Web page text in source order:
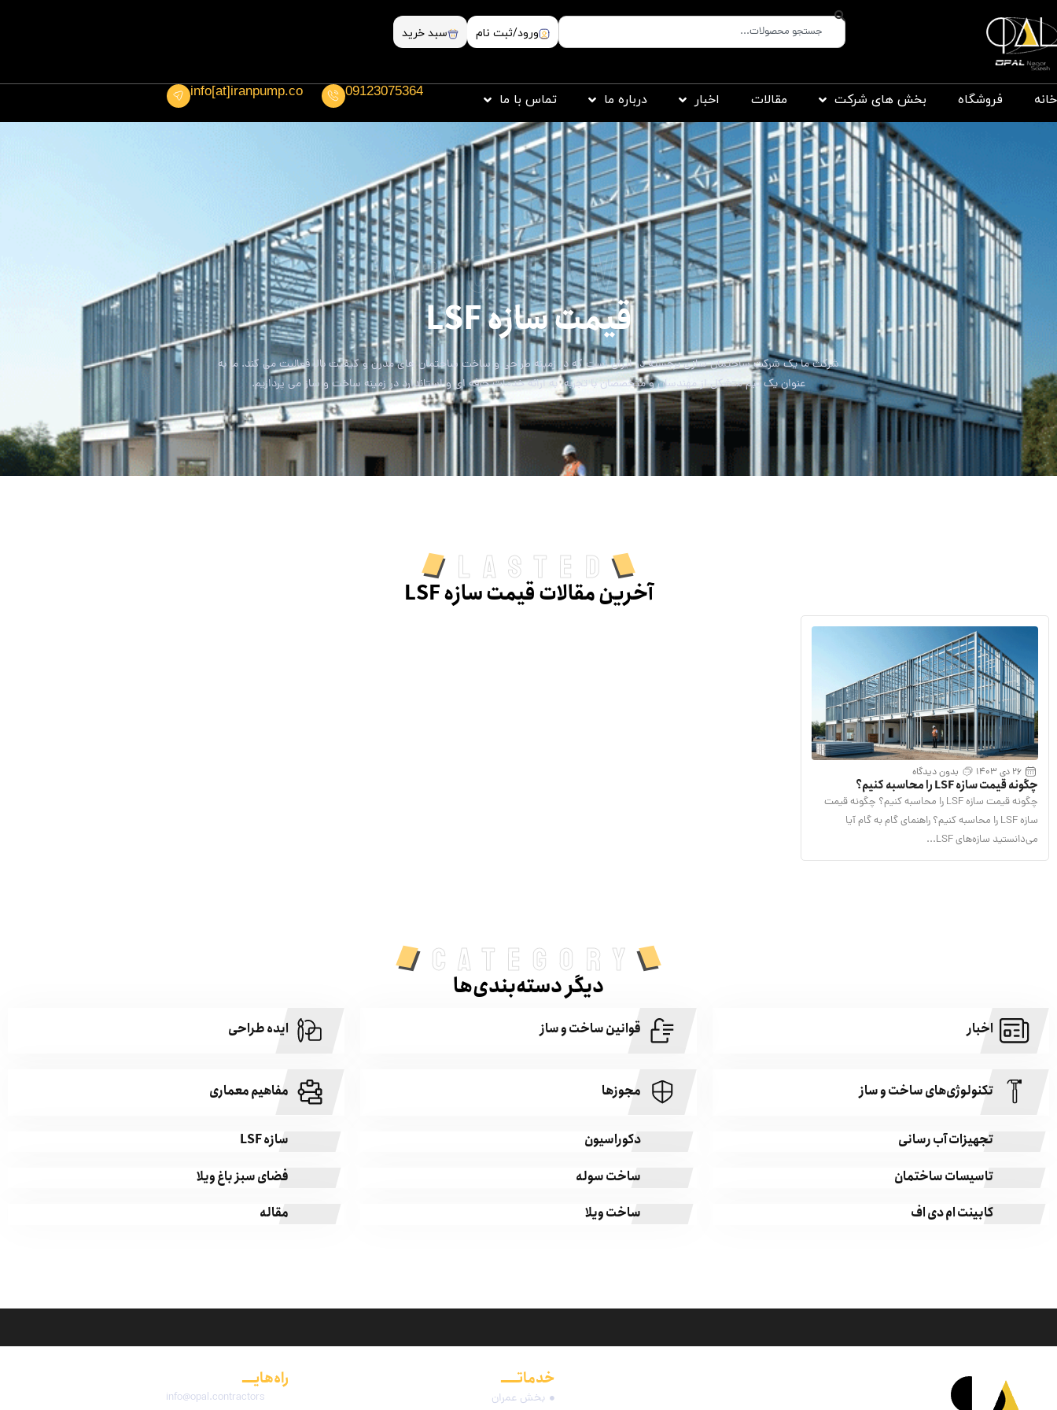
ورود/ثبت نام سبد خرید
خانه فروشگاه بخش های شرکت مقالات اخبار درباره ما تماس با ما
09123075364
info[at]iranpump.co
archive
قیمت سازه LSF
شرکت ما یک شرکت ساختمان سازی برجسته در ایران است که در زمینه طراحی و ساخت ساختمان های مدرن و کیفیت بالا فعالیت می کند. ما به
عنوان یک تیم متشکل از مهندسان و متخصصان با تجربه، به ارائه خدمات حرفه ای و استاندارد در زمینه ساخت و ساز می پردازیم.
Lasted
آخرین مقالات قیمت سازه LSF
26 دی 1403 بدون دیدگاه
چگونه قیمت سازه LSF را محاسبه کنیم؟
چگونه قیمت سازه LSF را محاسبه کنیم؟ چگونه قیمت
سازه LSF را محاسبه کنیم؟ راهنمای گام به گام آیا
می‌دانستید سازه‌های LSF...
category
دیگر دسته‌بندی‌ها
اخبار قوانین ساخت و ساز ایده طراحی
تکنولوژی‌های ساخت و ساز مجوزها مفاهیم معماری
تجهیزات آب رسانی دکوراسیون
سازه LSF
تاسیسات ساختمان
ساخت سوله
فضای سبز باغ ویلا
کابینت ام دی اف
ساخت ویلا مقاله
خدماتـــــمجموعه
بخش عمران
راه‌هایــــارتباطی
info@opal.contractors